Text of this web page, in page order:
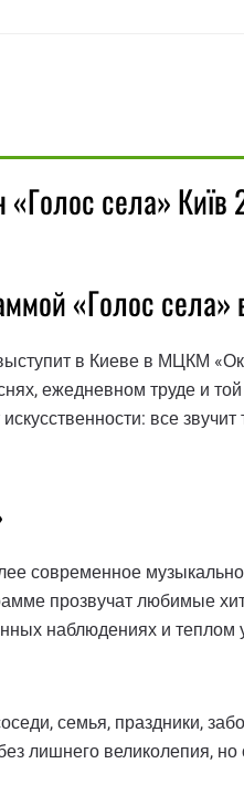
«Голос села»
«Голос села»
в Киеве в МЦКМ
ежедневном труде и
все
современное
прозвучат любимые
наблюдениях и
семья, праздники,
лишнего великолепия,